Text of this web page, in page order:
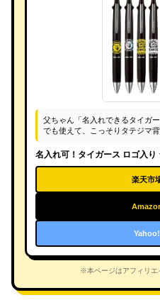
父ちゃん「名入れできるタイガ
でも使えて、こっそりタテジマ
名入れ可！タイガース ロゴ入
楽天市
※本ページはアフィリエ